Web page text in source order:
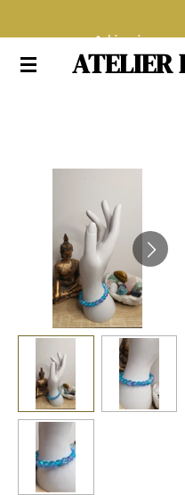
contenu
ATELIER
Livraison